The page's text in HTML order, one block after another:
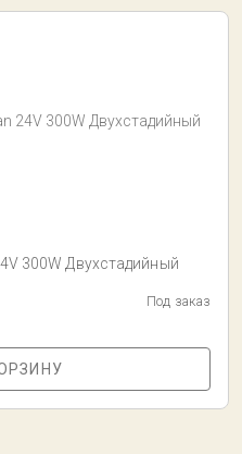
300W Двухстадийный
Под заказ